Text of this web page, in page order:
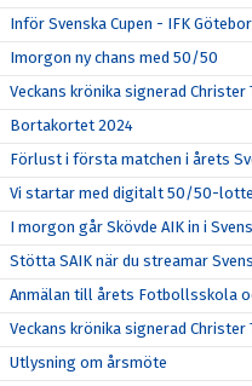
Inför Svenska Cupen - IFK
Imorgon ny chans med 50/50
Veckans krönika signerad Christer
Bortakortet 2024
Förlust i första matchen i årets
Vi startar med digitalt 50/50-
I morgon går Skövde AIK in i
Stötta SAIK när du streamar
Anmälan till årets Fotbollsskola
Veckans krönika signerad Christer
Utlysning om årsmöte